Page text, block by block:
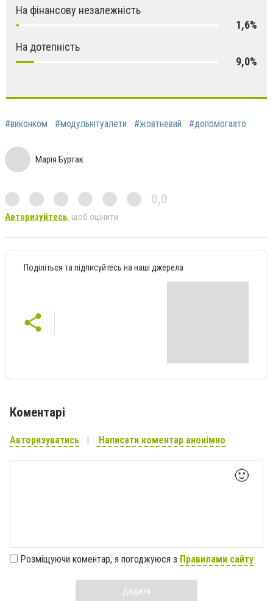
На фінансову незалежність
1,6%
На дотепність
9,0%
#виконком #модульнітуалети #жовтневий #допомогаато
Марія Буртак
0,0
Авторизуйтесь, щоб оцінити
Поділіться та підписуйтесь на наші джерела
Коментарі
Авторизуватись Написати коментар анонімно
🙂
Розміщуючи коментар, я погоджуюся з Правилами сайту
Додати